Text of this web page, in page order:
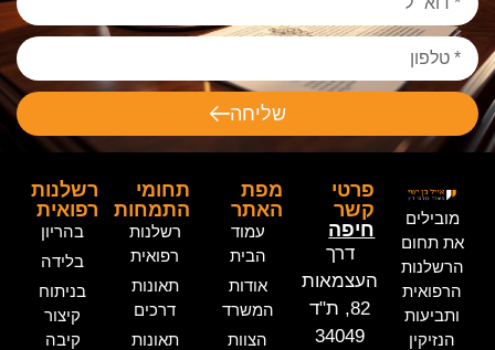
שליחה
מובילים
את תחום
הרשלנות
הרפואית
ותביעות
הנזיקין
מפת
האתר
עמוד
הבית
אודות
המשרד
הצוות
תחומי
התמחות
רשלנות
רפואית
תאונות
דרכים
תאונות
רשלנות
רפואית
בהריון
בלידה
בניתוח
קיצור
קיבה
פרטי
קשר
חיפה
דרך
העצמאות
82, ת"ד
34049